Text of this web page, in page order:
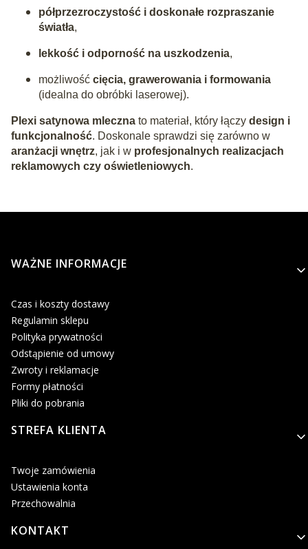
półprzezroczystość i doskonałe rozpraszanie
światła,
lekkość i odporność na uszkodzenia,
możliwość cięcia, grawerowania i formowania
(idealna do obróbki laserowej).
Plexi satynowa mleczna to materiał, który łączy design i
funkcjonalność. Doskonale sprawdzi się zarówno w
aranżacji wnętrz, jak i w profesjonalnych realizacjach
reklamowych czy oświetleniowych.
Linki w stopce
WAŻNE INFORMACJE
Czas i koszty dostawy
Regulamin sklepu
Polityka prywatności
Odstąpienie od umowy
Zwroty i reklamacje
Formy płatności
Pliki do pobrania
STREFA KLIENTA
Twoje zamówienia
Ustawienia konta
Przechowalnia
KONTAKT